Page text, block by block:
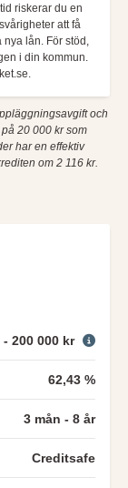
riskerar du en
att få
lån. För stöd,
i din kommun.
och
20 000 kr som
har en effektiv
om 2 116 kr.
- 200 000 kr
62,43 %
3 mån - 8 år
Creditsafe